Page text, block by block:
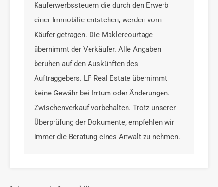
Kauferwerbssteuern die durch den Erwerb
einer Immobilie entstehen, werden vom
Käufer getragen. Die Maklercourtage
übernimmt der Verkäufer. Alle Angaben
beruhen auf den Auskünften des
Auftraggebers. LF Real Estate übernimmt
keine Gewähr bei Irrtum oder Änderungen.
Zwischenverkauf vorbehalten. Trotz unserer
Überprüfung der Dokumente, empfehlen wir
immer die Beratung eines Anwalt zu nehmen.